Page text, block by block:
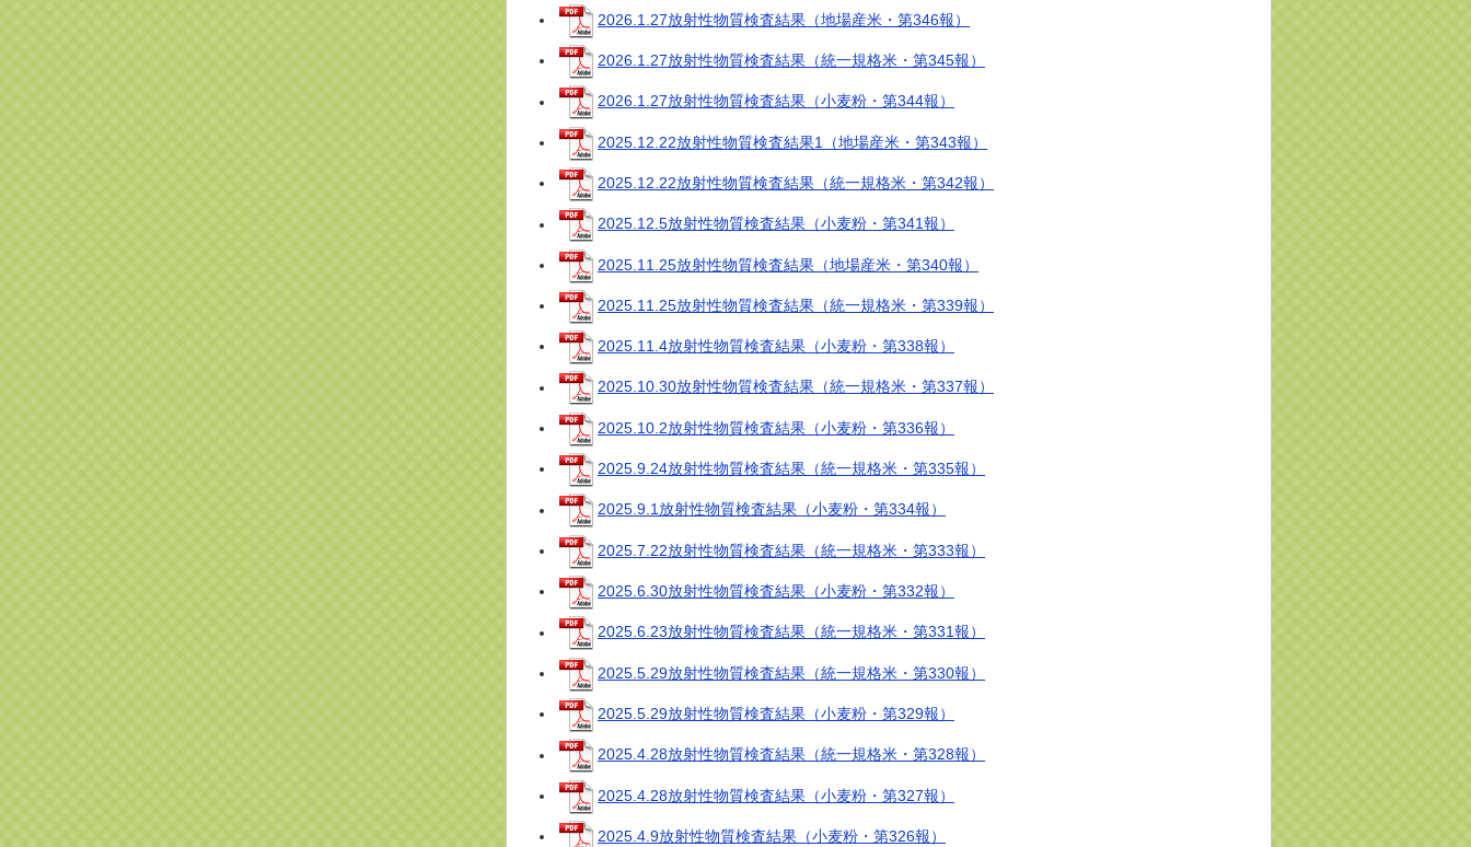
2026.1.27放射性物質検査結果（地場産米・第346報）
2026.1.27放射性物質検査結果（統一規格米・第345報）
2026.1.27放射性物質検査結果（小麦粉・第344報）
2025.12.22放射性物質検査結果1（地場産米・第343報）
2025.12.22放射性物質検査結果（統一規格米・第342報）
2025.12.5放射性物質検査結果（小麦粉・第341報）
2025.11.25放射性物質検査結果（地場産米・第340報）
2025.11.25放射性物質検査結果（統一規格米・第339報）
2025.11.4放射性物質検査結果（小麦粉・第338報）
2025.10.30放射性物質検査結果（統一規格米・第337報）
2025.10.2放射性物質検査結果（小麦粉・第336報）
2025.9.24放射性物質検査結果（統一規格米・第335報）
2025.9.1放射性物質検査結果（小麦粉・第334報）
2025.7.22放射性物質検査結果（統一規格米・第333報）
2025.6.30放射性物質検査結果（小麦粉・第332報）
2025.6.23放射性物質検査結果（統一規格米・第331報）
2025.5.29放射性物質検査結果（統一規格米・第330報）
2025.5.29放射性物質検査結果（小麦粉・第329報）
2025.4.28放射性物質検査結果（統一規格米・第328報）
2025.4.28放射性物質検査結果（小麦粉・第327報）
2025.4.9放射性物質検査結果（小麦粉・第326報）